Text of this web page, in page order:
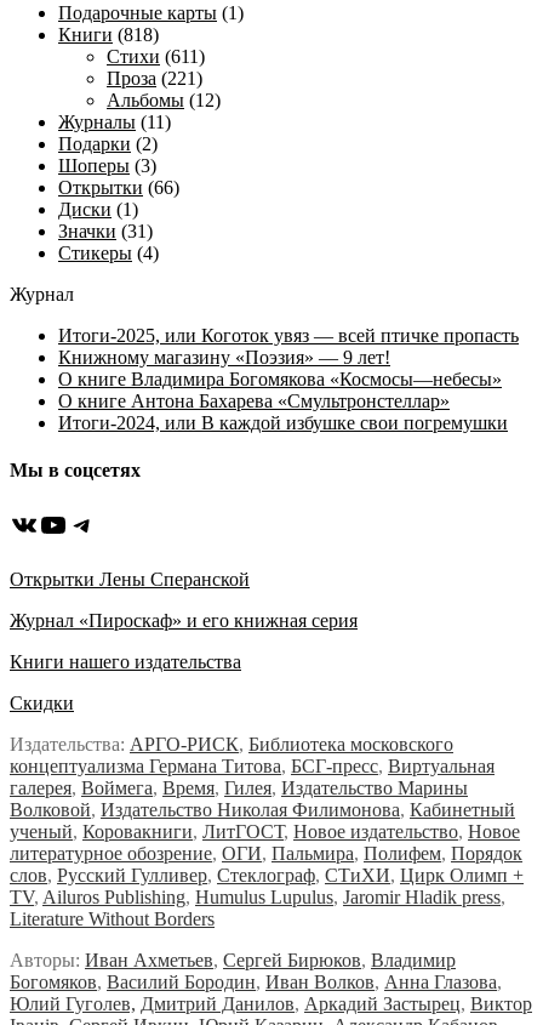
Подарочные карты (1)
Книги (818)
Стихи (611)
Проза (221)
Альбомы (12)
Журналы (11)
Подарки (2)
Шоперы (3)
Открытки (66)
Диски (1)
Значки (31)
Стикеры (4)
Журнал
Итоги-2025, или Коготок увяз — всей птичке пропасть
Книжному магазину «Поэзия» — 9 лет!
О книге Владимира Богомякова «Космосы—небесы»
О книге Антона Бахарева «Смультронстеллар»
Итоги-2024, или В каждой избушке свои погремушки
Мы в соцсетях
ВКонтакте
YouTube
Telegram
Открытки Лены Сперанской
Журнал «Пироскаф» и его книжная серия
Книги нашего издательства
Скидки
Издательства: АРГО-РИСК, Библиотека московского
концептуализма Германа Титова, БСГ-пресс, Виртуальная
галерея, Воймега, Время, Гилея, Издательство Марины
Волковой, Издательство Николая Филимонова, Кабинетный
ученый, Коровакниги, ЛитГОСТ, Новое издательство, Новое
литературное обозрение, ОГИ, Пальмира, Полифем, Порядок
слов, Русский Гулливер, Стеклограф, СТиХИ, Цирк Олимп +
TV, Ailuros Publishing, Humulus Lupulus, Jaromir Hladik press,
Literature Without Borders
Авторы: Иван Ахметьев, Сергей Бирюков, Владимир
Богомяков, Василий Бородин, Иван Волков, Анна Глазова,
Юлий Гуголев, Дмитрий Данилов, Аркадий Застырец, Виктор